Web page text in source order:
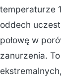
temperaturze
oddech
połowę w
zanurzenia.